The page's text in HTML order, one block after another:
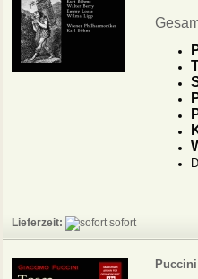
Lieferzeit: sofort